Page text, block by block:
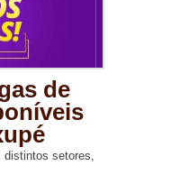
de
distintos setores,